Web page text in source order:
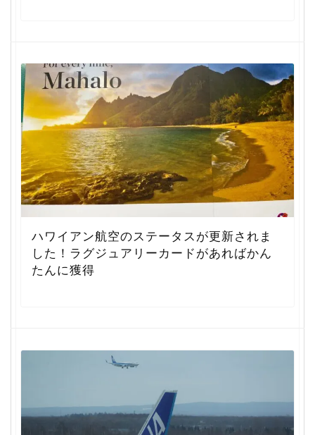
ハワイアン航空のステータスが更新されま
した！ラグジュアリーカードがあればかん
たんに獲得